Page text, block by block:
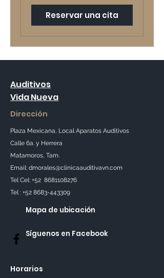
Reservar una cita
Auditivos
Vida Nueva
Dirección
Plaza Mexicana, Local Aparatos Auditivos
Calle 6a. y Herrera
Matamoros, Tam.
Email: dmorales@clinicaauditivavn.com
Tel Cel: +52 8681108276
Tel : +52 8683-443309
Mapa de ubicación
Síguenos en Facebook
Horarios